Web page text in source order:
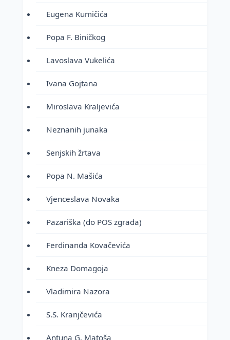
Eugena Kumičića
Popa F. Biničkog
Lavoslava Vukelića
Ivana Gojtana
Miroslava Kraljevića
Neznanih junaka
Senjskih žrtava
Popa N. Mašića
Vjenceslava Novaka
Pazariška (do POS zgrada)
Ferdinanda Kovačevića
Kneza Domagoja
Vladimira Nazora
S.S. Kranjčevića
Antuna G. Matoša